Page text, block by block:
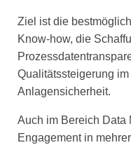
Ziel ist die
Know-how, die
Qualitätssteigerung
Anlagensicherheit.
Auch im Bereich Data
Engagement in